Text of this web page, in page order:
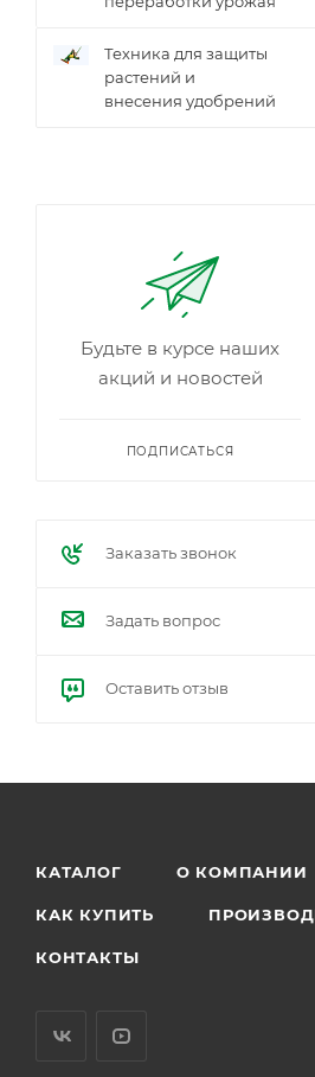
Техника для защиты
растений и
внесения удобрений
Будьте в курсе наших
акций и новостей
ПОДПИСАТЬСЯ
Заказать звонок
Задать вопрос
Оставить отзыв
КАТАЛОГ О КОМПАНИИ
КАК КУПИТЬ
КОНТАКТЫ